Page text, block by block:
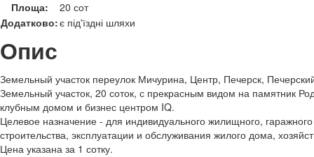
Площа:
20 сот
Додатково:є під'їздні шляхи
Опис
Земельный участок переулок Мичурина, Центр, Печерск,
Земельный участок, 20 соток, с прекрасным видом на памятник
клубным домом и бизнес центром IQ.
Целевое назначение - для индивидуального жилищного,
строительства, эксплуатации и обслуживания жилого дома,
Цена указана за 1 сотку.